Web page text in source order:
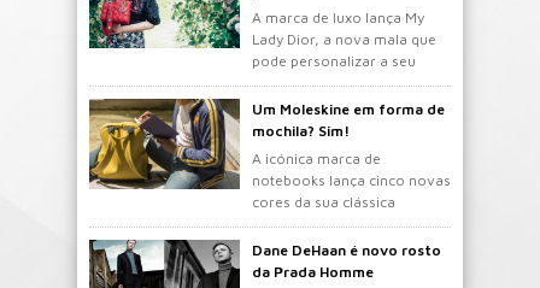
A marca de luxo lança My
Lady Dior, a nova mala que
pode personalizar a seu
gosto.
Um Moleskine em forma de
mochila? Sim!
A icónica marca de
notebooks lança cinco novas
cores da sua clássica
mochila.
Dane DeHaan é novo rosto
da Prada Homme